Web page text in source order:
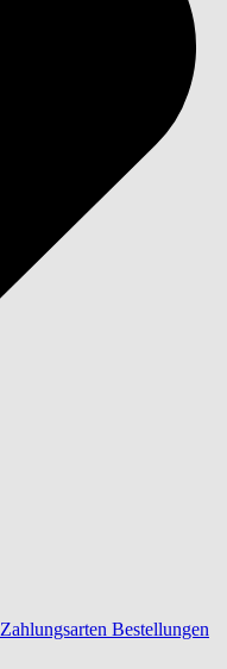
Zahlungsarten Bestellungen